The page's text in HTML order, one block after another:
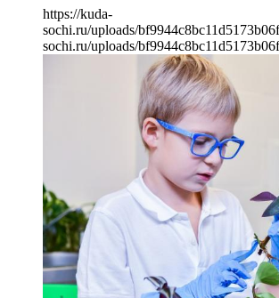
https://kuda-
sochi.ru/uploads/
sochi.ru/uploads/